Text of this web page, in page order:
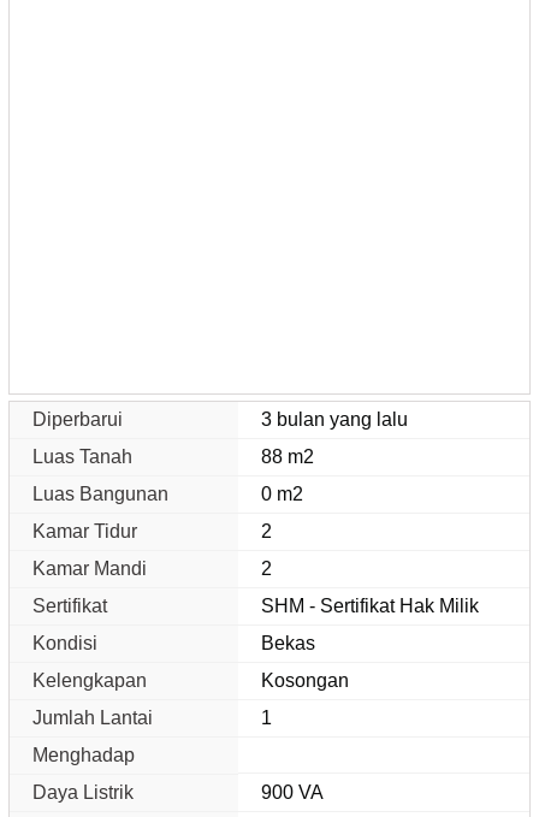
Diperbarui
3 bulan yang lalu
Luas Tanah
88 m2
Luas Bangunan
0 m2
Kamar Tidur
2
Kamar Mandi
2
Sertifikat
SHM - Sertifikat Hak Milik
Kondisi
Bekas
Kelengkapan
Kosongan
Jumlah Lantai
1
Menghadap
Daya Listrik
900 VA